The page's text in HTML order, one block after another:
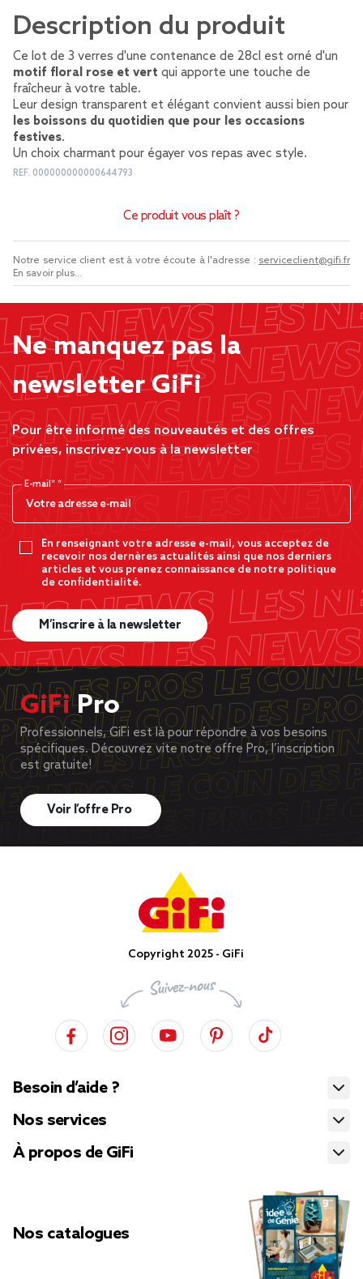
Description du produit
Ce lot de 3 verres d'une contenance de 28cl est orné d'un
motif floral rose et vert qui apporte une touche de
fraîcheur à votre table.
Leur design transparent et élégant convient aussi bien pour
les boissons du quotidien que pour les occasions
festives.
Un choix charmant pour égayer vos repas avec style.
REF. 000000000000644793
Ce produit vous plaît ?
Notre service client est à votre écoute à l'adresse : serviceclient@gifi.fr
En savoir plus...
Ne manquez pas la
newsletter GiFi
Pour être informé des nouveautés et des offres
privées, inscrivez-vous à la newsletter
E-mail*
En renseignant votre adresse e-mail, vous acceptez de
recevoir nos dernères actualités ainsi que nos derniers
articles et vous prenez connaissance de notre politique
de confidentialité.
M’inscrire à la newsletter
GiFiPro
Professionnels, GiFi est là pour répondre à vos besoins
spécifiques. Découvrez vite notre offre Pro, l’inscription
est gratuite!
Voir l’offre Pro
Copyright 2025 - GiFi
Besoin d’aide ?
Nos services
À propos de GiFi
Nos catalogues